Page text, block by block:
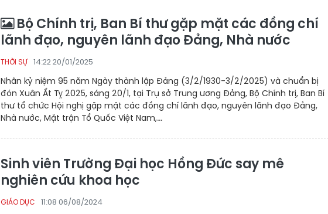
Bộ Chính trị, Ban Bí thư gặp mặt các đồng chí
lãnh đạo, nguyên lãnh đạo Đảng, Nhà nước
THỜI SỰ 14:22 20/01/2025
Nhân kỷ niệm 95 năm Ngày thành lập Đảng (3/2/1930-3/2/2025) và chuẩn bị
đón Xuân Ất Tỵ 2025, sáng 20/1, tại Trụ sở Trung ương Đảng, Bộ Chính trị, Ban Bí
thư tổ chức Hội nghị gặp mặt các đồng chí lãnh đạo, nguyên lãnh đạo Đảng,
Nhà nước, Mặt trận Tổ Quốc Việt Nam,...
Sinh viên Trường Đại học Hồng Đức say mê
nghiên cứu khoa học
GIÁO DỤC 11:08 06/08/2024